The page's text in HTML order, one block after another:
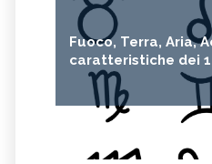
Fuoco, Terra, Aria,
caratteristiche dei